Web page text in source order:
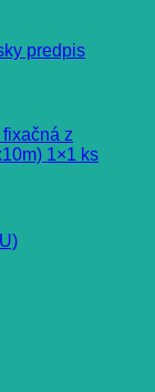
predpis
z
1×1 ks